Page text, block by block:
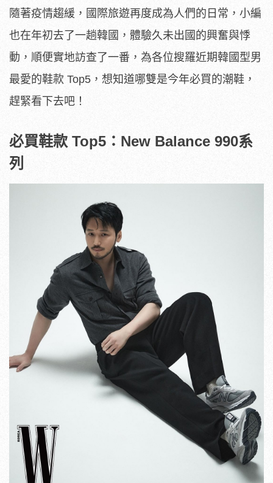
隨著疫情趨緩，國際旅遊再度成為人們的日常，小編
也在年初去了一趟韓國，體驗久未出國的興奮與悸
動，順便實地訪查了一番，為各位搜羅近期韓國型男
最愛的鞋款 Top5，想知道哪雙是今年必買的潮鞋，
趕緊看下去吧！
必買鞋款 Top5：New Balance 990系
列